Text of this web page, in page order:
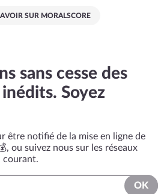
SUR MORALSCORE
sans cesse des
Soyez
être notifié de la mise en ligne de
ou suivez nous sur les réseaux
courant.
OK